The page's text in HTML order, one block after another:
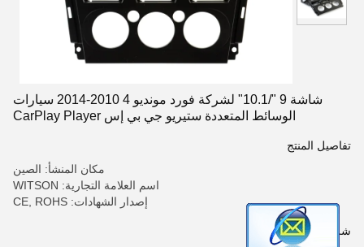
شاشة 9 "/10.1" لشركة فورد مونديو 4 2010-2014 سيارات
الوسائط المتعددة ستيريو جي بي إس CarPlay Player
تفاصيل المنتج
مكان المنشأ: الصين
اسم العلامة التجارية: WITSON
إصدار الشهادات: CE, ROHS
شروط الدفع والشحن